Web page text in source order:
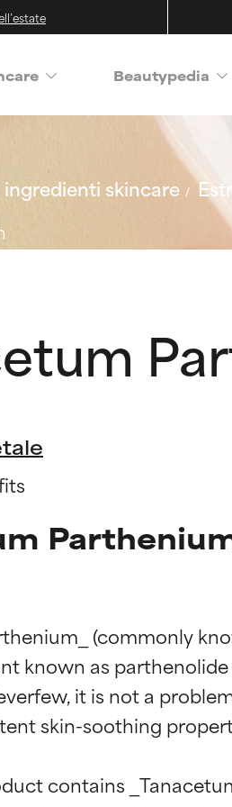
Beautypedia
skincare
(commonly
known as
it is not a
skin-soothing
contains